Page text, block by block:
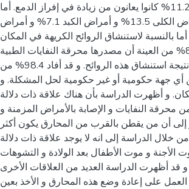
احمرار العيون و 73% حساسية و 11.2% كانوا يعانون من زيادة في إفراز الدمع. أما
الأمراض الجلدية فكانت 30% و أمراض الكلى 13.5% و أمراض الكبد 7.1% و أمراض
بالجهاز المناعي 6.3%. أما بالنسبة لاستنشاق الروائح الكريهة في المكان
فكانت النسبة 88.9% و يعتقد 88.8% من العينة أن مصدرها محرقة النفايات الطبية
و 92.9% يعانون من تهيج المرض نتيجة استنشاق هذه الروائح. و قد أفاد 98.4% من
أي جهة حكومية أو غير حكومية لحل المشكلة. و
و أظهرت الدراسة بأن هناك علاقة ذات دلالة
محرقة النفايات و الإصابة بالأمراض المزمنة و
إلى أن من يقطن بالقرب من المحارق يكون أكثر
خلال الدراسة إلى انه لا يوجد علاقة ذات دلالة
الأجنة و موت الأطفال بعد الولادة و التشوهات
و قد أظهرت الدراسة العديد من العلاقات الأخرى.
على إعادة وضع هذه المحارق و الأخذ بعين